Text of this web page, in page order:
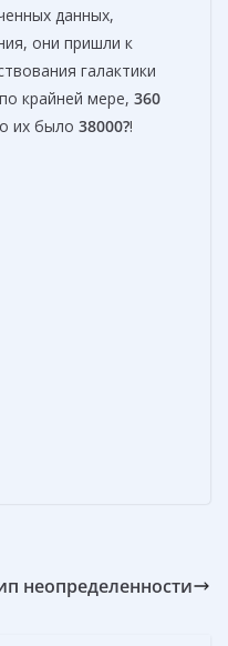
данных,
они пришли к
галактики
крайней мере, 360
их было 38000?!
неопределенности